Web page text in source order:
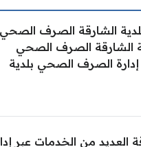
الشارقة الصرف الصحي
الشارقة الصرف الصحي
الصرف الصحي بلدية
العديد من الخدمات عبر